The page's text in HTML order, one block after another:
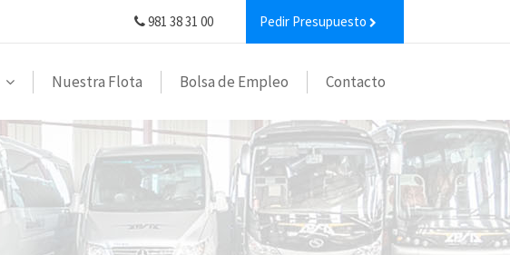
981 38 31 00 Pedir Presupuesto
Nuestra Flota Bolsa de Empleo Contacto